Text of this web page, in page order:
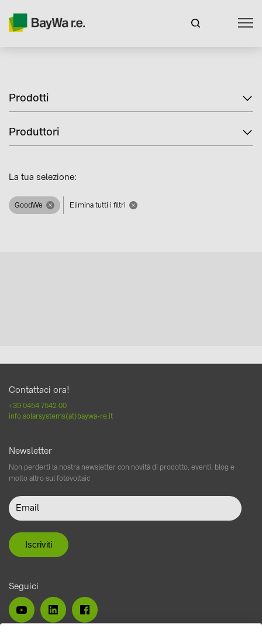
Prodotti
Produttori
La tua selezione:
GoodWe Elimina tutti i filtri
Contattaci ora!
+39 0454 7542 00
info.solarsystems(at)baywa-re.it
Newsletter
Non perderti la nostra newsletter con novità di prodotto, eventi, blog e
molto altro sul fotovoltaic
Seguici